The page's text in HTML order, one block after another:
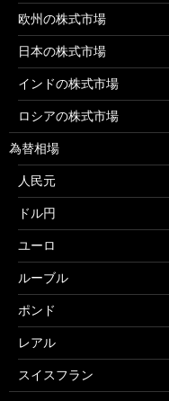
欧州の株式市場
日本の株式市場
インドの株式市場
ロシアの株式市場
為替相場
人民元
ドル円
ユーロ
ルーブル
ポンド
レアル
スイスフラン